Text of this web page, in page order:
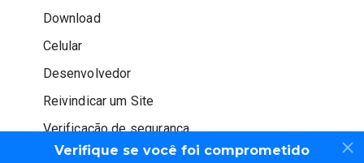
Verifique se você foi comprometido
Download
Celular
Desenvolvedor
Reivindicar um Site
Verificação de segurança